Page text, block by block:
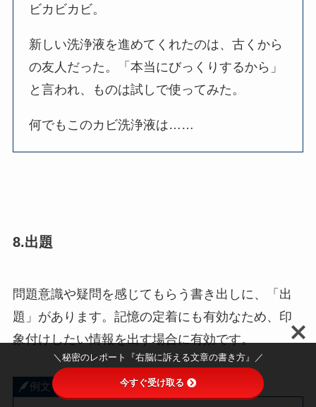
ビカビカビ。
新しい洗浄液を進めてくれたのは、古くから
の友人だった。「本当にびっくりするから」
と言われ、ものは試しで使ってみた。
何でもこのカビ洗浄液は……
8.出題
問題意識や疑問を感じてもらう書き出しに、「出
題」があります。記憶の定着にも有効なため、印
象付けしたい情報を出す場合に有効です。
例文
＼秘密のレポート『右脳に訴える文章の書き方』／
今すぐ受け取る